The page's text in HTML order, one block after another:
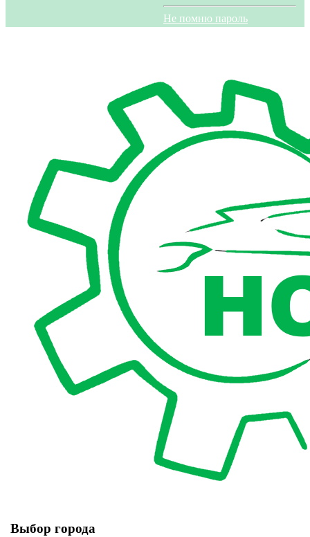
Не помню пароль
Выбор города